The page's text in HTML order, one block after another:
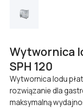
Wytwornica
SPH 120
Wytwornica lodu
rozwiązanie dla
maksymalną